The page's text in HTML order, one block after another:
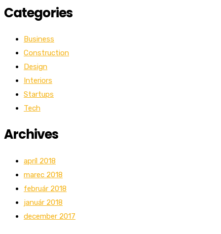
Categories
Business
Construction
Design
Interiors
Startups
Tech
Archives
apríl 2018
marec 2018
február 2018
január 2018
december 2017